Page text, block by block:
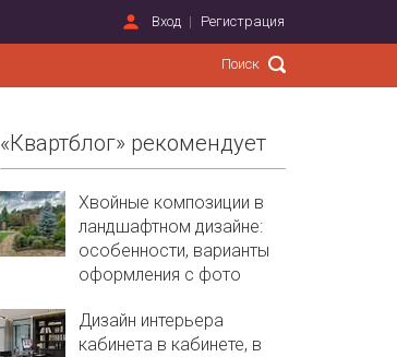
Вход Регистрация
«Квартблог» рекомендует
Хвойные композиции в
ландшафтном дизайне:
особенности, варианты
оформления с фото
Дизайн интерьера
кабинета в кабинете, в